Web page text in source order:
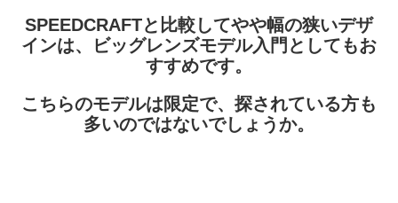
SPEEDCRAFTと比較してやや幅の狭いデザ
インは、ビッグレンズモデル入門としてもお
すすめです。
こちらのモデルは限定で、探されている方も
多いのではないでしょうか。